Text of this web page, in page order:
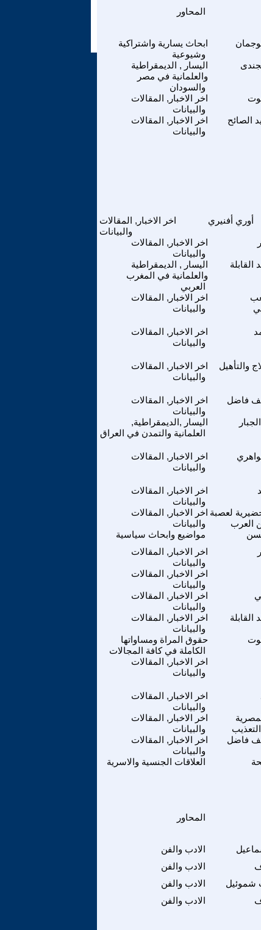
ابحاث يسارية واشتراكية
وشيوعية
اليسار , الديمقراطية
والعلمانية في مصر
والسودان
اخر الاخبار, المقالات
والبيانات
اخر الاخبار, المقالات
والبيانات
الصائح
اخر الاخبار, المقالات
والبيانات
أوري أفنيري
اخر الاخبار, المقالات
والبيانات
اليسار , الديمقراطية
والعلمانية في المغرب
العربي
القابلة
اخر الاخبار, المقالات
والبيانات
اخر الاخبار, المقالات
والبيانات
اخر الاخبار, المقالات
والبيانات
والتأهيل
اخر الاخبار, المقالات
والبيانات
فاضل
اليسار ,الديمقراطية,
العلمانية والتمدن في العراق
اخر الاخبار, المقالات
والبيانات
اخر الاخبار, المقالات
والبيانات
اخر الاخبار, المقالات
والبيانات
لعصبة
العرب
مواضيع وابحاث سياسية
اخر الاخبار, المقالات
والبيانات
اخر الاخبار, المقالات
والبيانات
اخر الاخبار, المقالات
والبيانات
اخر الاخبار, المقالات
والبيانات
القابلة
حقوق المراة ومساواتها
الكاملة في كافة المجالات
اخر الاخبار, المقالات
والبيانات
اخر الاخبار, المقالات
والبيانات
اخر الاخبار, المقالات
والبيانات
اخر الاخبار, المقالات
والبيانات
فاضل
العلاقات الجنسية والاسرية
الادب والفن
الادب والفن
الادب والفن
شموئيل
الادب والفن